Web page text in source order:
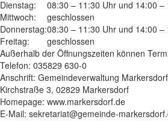
Dienstag:
08:30 – 11:30 Uhr und 14:00 –
Mittwoch:
geschlossen
Donnerstag:08:30 – 11:30 Uhr und 14:00 –
Freitag:
geschlossen
Außerhalb der Öffnungszeiten können
Telefon: 035829 630-0
Anschrift: Gemeindeverwaltung
Kirchstraße 3, 02829 Markersdorf
Homepage: www.markersdorf.de
E-Mail: sekretariat@gemeinde-